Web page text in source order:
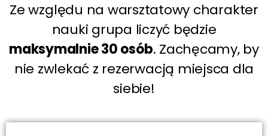
Ze względu na warsztatowy charakter
nauki grupa liczyć będzie
maksymalnie 30 osób. Zachęcamy, by
nie zwlekać z rezerwacją miejsca dla
siebie!